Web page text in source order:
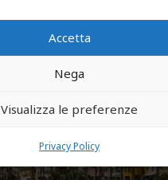
Accetta
Nega
Visualizza le preferenze
Privacy Policy
LEGGI